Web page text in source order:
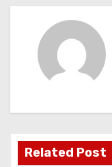
a
vRelated Post